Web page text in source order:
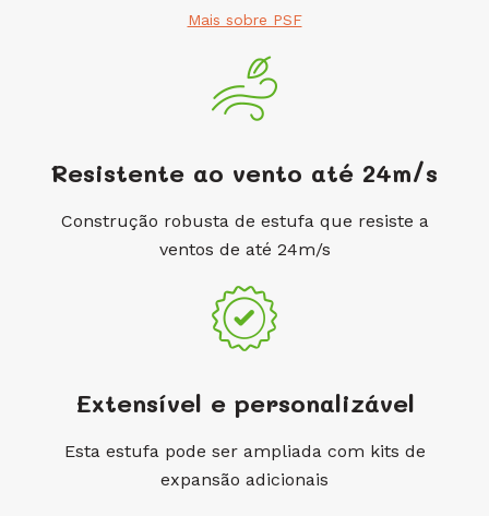
Mais sobre PSF
Resistente ao vento até 24m/s
Construção robusta de estufa que resiste a
ventos de até 24m/s
Extensível e personalizável
Esta estufa pode ser ampliada com kits de
expansão adicionais